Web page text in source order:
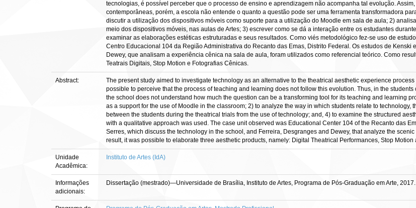
tecnologias, é possível perceber que o processo de ensino e aprendizagem não acompanha tal evolução.
contemporâneas, porém, a escola não entende o quanto a questão pode ser uma ferramenta transformadora
discutir a utilização dos dispositivos móveis como suporte para a utilização do Moodle em sala de aula; 2)
meio dos dispositivos móveis, nas aulas de Artes; 3) escrever como se dá a interação entre os estudantes
examinar as elaborações estéticas estruturadas e seus resultados. Como viés metodológico fez-se uso de
Centro Educacional 104 da Região Administrativa do Recanto das Emas, Distrito Federal. Os estudos de
Dewey, que analisam a experiência cênica na sala de aula, foram utilizados como referencial teórico. Como
Teatrais Digitais, Stop Motion e Fotografias Cênicas.
Abstract:
The present study aimed to investigate technology as an alternative to the theatrical aesthetic experience
possible to perceive that the process of teaching and learning does not follow this evolution. Thus, in the
the school does not understand how much the question can be a transforming tool for its teaching and learning
as a support for the use of Moodle in the classroom; 2) to analyze the way in which students relate to
between the students during the theatrical trials from the use of technology; and, 4) to examine the structured
with a qualitative approach was used. The case unit observed was Educational Center 104 of the Recanto das
Serres, which discuss the technology in the school, and Ferreira, Desgranges and Dewey, that analyze the
result, it was possible to elaborate three aesthetic products, namely: Digital Theatrical Performances, Stop
Unidade
Acadêmica:
Instituto de Artes (IdA)
Informações
adicionais:
Dissertação (mestrado)—Universidade de Brasília, Instituto de Artes, Programa de Pós-Graduação em Arte, 2017.